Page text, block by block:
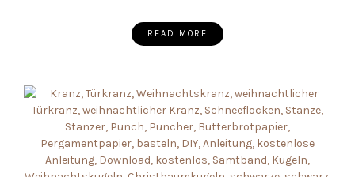
READ MORE